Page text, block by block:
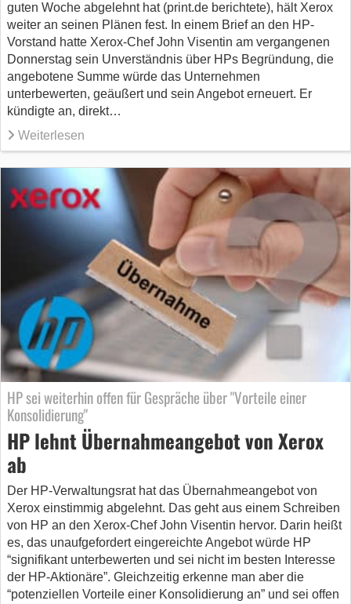
guten Woche abgelehnt hat (print.de berichtete), hält Xerox
weiter an seinen Plänen fest. In einem Brief an den HP-
Vorstand hatte Xerox-Chef John Visentin am vergangenen
Donnerstag sein Unverständnis über HPs Begründung, die
angebotene Summe würde das Unternehmen
unterbewerten, geäußert und sein Angebot erneuert. Er
kündigte an, direkt…
Weiterlesen
HP sei weiterhin offen für Gespräche über "Vorteile einer
Konsolidierung"
HP lehnt Übernahmeangebot von Xerox
ab
Der HP-Verwaltungsrat hat das Übernahmeangebot von
Xerox einstimmig abgelehnt. Das geht aus einem Schreiben
von HP an den Xerox-Chef John Visentin hervor. Darin heißt
es, das unaufgefordert eingereichte Angebot würde HP
“signifikant unterbewerten und sei nicht im besten Interesse
der HP-Aktionäre”. Gleichzeitig erkenne man aber die
“potenziellen Vorteile einer Konsolidierung an” und sei offen